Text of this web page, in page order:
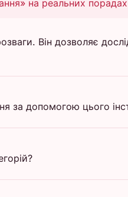
на реальних
Він дозволяє
за допомогою цього